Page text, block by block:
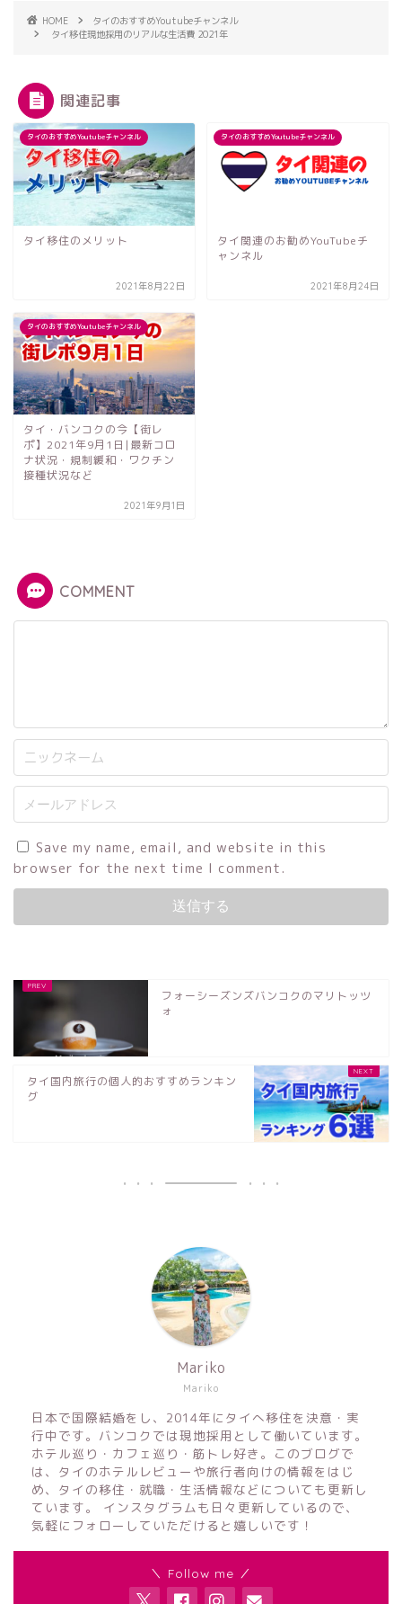
HOME
タイのおすすめYoutubeチャンネル
タイ移住現地採用のリアルな生活費 2021年
関連記事
タイのおすすめYoutubeチャンネル
タイ移住のメリット
2021年8月22日
タイのおすすめYoutubeチャンネル
タイ関連のお勧めYouTubeチ
ャンネル
2021年8月24日
タイのおすすめYoutubeチャンネル
タイ・バンコクの今【街レ
ポ】2021年9月1日|最新コロ
ナ状況・規制緩和・ワクチン
接種状況など
2021年9月1日
COMMENT
Save my name, email, and website in this
browser for the next time I comment.
フォーシーズンズバンコクのマリトッツ
ォ
タイ国内旅行の個人的おすすめランキン
グ
Mariko
Mariko
日本で国際結婚をし、2014年にタイへ移住を決意・実
行中です。バンコクでは現地採用として働いています。
ホテル巡り・カフェ巡り・筋トレ好き。このブログで
は、タイのホテルレビューや旅行者向けの情報をはじ
め、タイの移住・就職・生活情報などについても更新し
ています。 インスタグラムも日々更新しているので、
気軽にフォローしていただけると嬉しいです！
＼ Follow me ／